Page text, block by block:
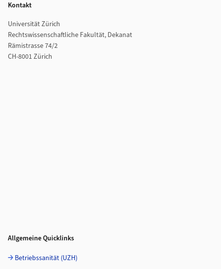
Kontakt
Universität Zürich
Rechtswissenschaftliche Fakultät, Dekanat
Rämistrasse 74/2
CH-8001 Zürich
Allgemeine Quicklinks
Betriebssanität (UZH)